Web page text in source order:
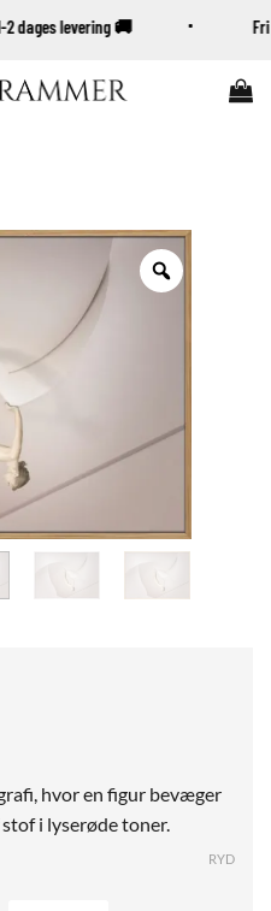
1-2 dages levering 🚚
Zoom
hvor en figur bevæger
i lyserøde toner.
RYD